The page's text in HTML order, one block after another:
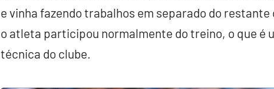
e vinha fazendo trabalhos em separado do
o atleta participou normalmente do treino, o que é
técnica do clube.